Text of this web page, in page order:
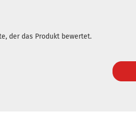
der das Produkt bewertet.